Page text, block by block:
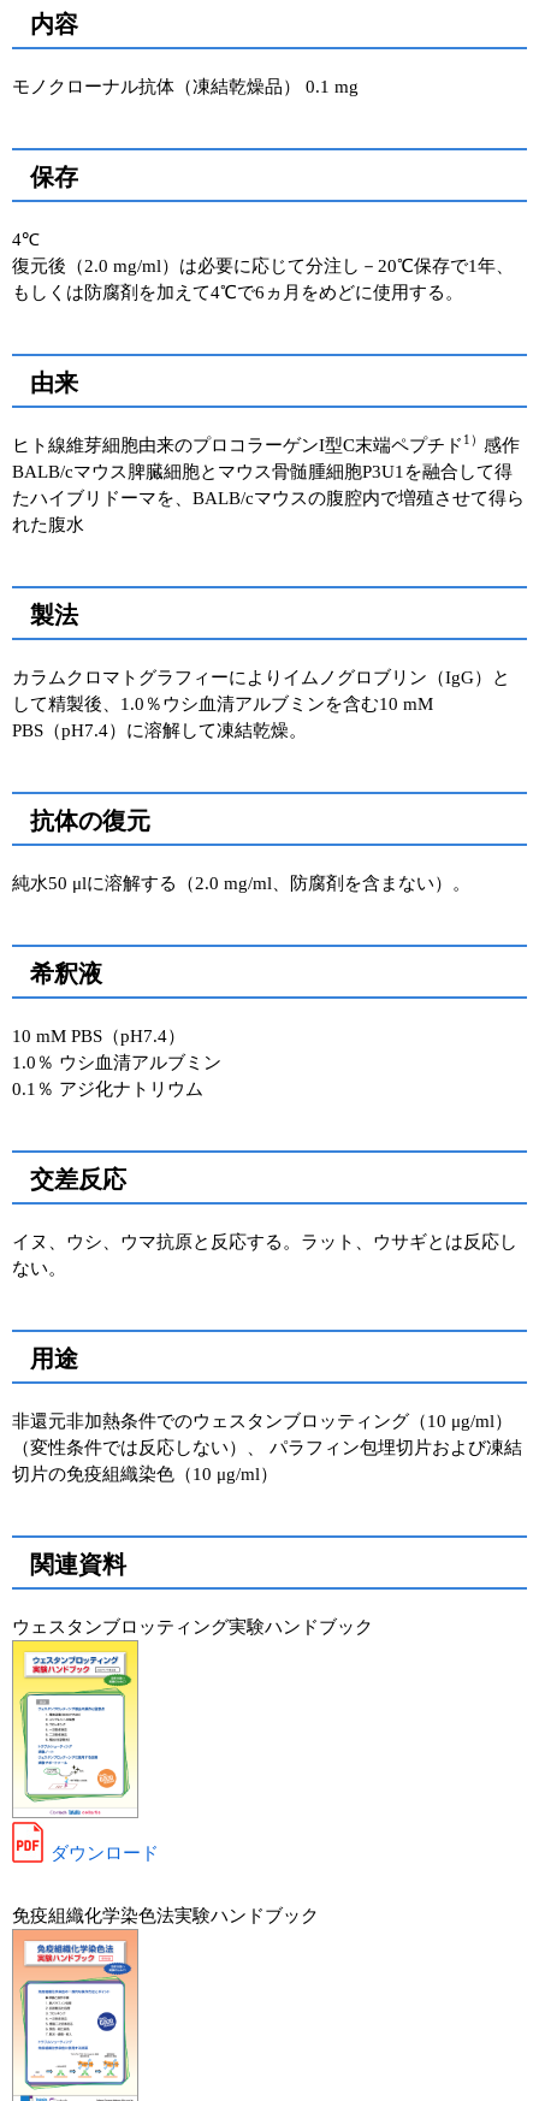
動画ライブラリー
Q&A
内容
モノクローナル抗体（凍結乾燥品） 0.1 mg
保存
4℃
復元後（2.0 mg/ml）は必要に応じて分注し－20℃保存で1年、
もしくは防腐剤を加えて4℃で6ヵ月をめどに使用する。
由来
ヒト線維芽細胞由来のプロコラーゲンI型C末端ペプチド 1） 感作
BALB/cマウス脾臓細胞とマウス骨髄腫細胞P3U1を融合して得
たハイブリドーマを、BALB/cマウスの腹腔内で増殖させて得ら
れた腹水
製法
カラムクロマトグラフィーによりイムノグロブリン（IgG）と
して精製後、1.0％ウシ血清アルブミンを含む10 mM
PBS（pH7.4）に溶解して凍結乾燥。
抗体の復元
純水50 μlに溶解する（2.0 mg/ml、防腐剤を含まない）。
希釈液
10 mM PBS（pH7.4）
1.0％ ウシ血清アルブミン
0.1％ アジ化ナトリウム
交差反応
イヌ、ウシ、ウマ抗原と反応する。ラット、ウサギとは反応し
ない。
用途
非還元非加熱条件でのウェスタンブロッティング（10 μg/ml）
（変性条件では反応しない）、 パラフィン包埋切片および凍結
切片の免疫組織染色（10 μg/ml）
関連資料
ウェスタンブロッティング実験ハンドブック
ダウンロード
免疫組織化学染色法実験ハンドブック